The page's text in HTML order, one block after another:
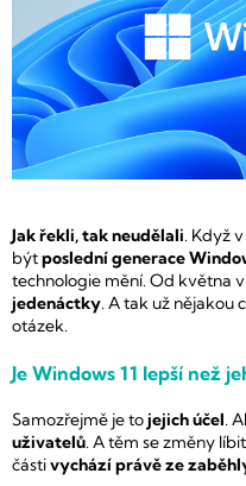
Jak řekli, tak neudělali. Když
býtposlední generace
technologie mění. Od května
jedenáctky. A tak už nějakou
otázek.
Je Windows 11 lepší než
Samozřejmě je tojejich účel.
uživatelů. A těm se změny
částivychází právě ze